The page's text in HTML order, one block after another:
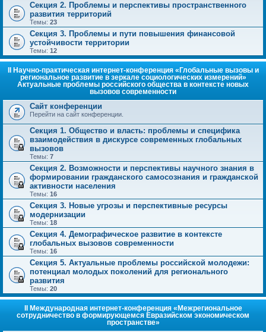
Секция 2. Проблемы и перспективы пространственного
развития территорий
Темы: 23
Секция 3. Проблемы и пути повышения финансовой
устойчивости территории
Темы: 12
II Научно-практическая интернет-конференция «Глобальные вызовы и
региональное развитие в зеркале социологических измерений»
Актуальные проблемы российского общества в контексте новых
вызовов современности
Сайт конференции
Перейти на сайт конференции.
Секция 1. Общество и власть: проблемы и специфика
взаимодействия в дискурсе современных глобальных
вызовов
Темы: 7
Секция 2. Возможности и перспективы научного знания в
формировании гражданского самосознания и гражданской
активности населения
Темы: 16
Секция 3. Новые угрозы и перспективные ресурсы
модернизации
Темы: 18
Секция 4. Демографическое развитие в контексте
глобальных вызовов современности
Темы: 16
Секция 5. Актуальные проблемы российской молодежи:
потенциал молодых поколений для регионального
развития
Темы: 20
II Международная интернет-конференция «Межрегиональное
сотрудничество в формирующемся Евразийском экономическом
пространстве»